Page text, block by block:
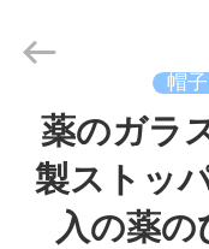
2017
(Xiamen)
Industry
Rights
帽
薬のガラ
製ストッ
入の薬